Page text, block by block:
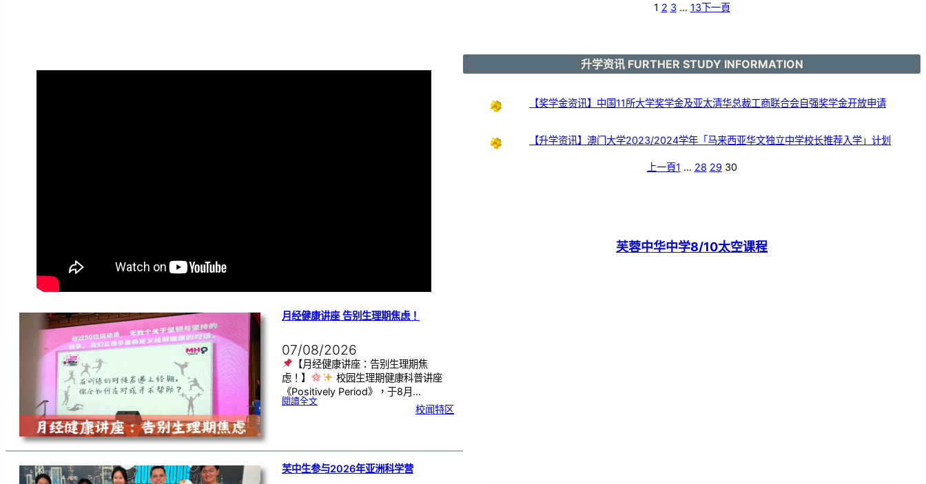
月经健康讲座 告别生理期焦虑！
07/08/2026
【月经健康讲座：告别生理期焦
虑！】
校园生理期健康科普讲座
《Positively Period》，于8月…
閱讀全文:月
理
期
虑
！
校闻特区
芙中生参与2026年亚洲科学营
1 2 3 … 13下一頁
升学资讯 FURTHER STUDY INFORMATION
【奖学金资讯】中国11所大学奖学金及亚太清华总裁工商联合会自强奖学金开放申请
【升学资讯】澳门大学2023/2024学年「马来西亚华文独立中学校长推荐入学」计划
上一頁1 … 28 29 30
芙蓉中华中学8/10太空课程